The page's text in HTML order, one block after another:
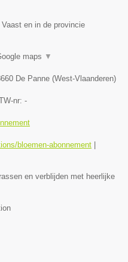
en in de provincie
maps ▼
De Panne (West-Vlaanderen)
nr: -
bloemen-abonnement
en verblijden met heerlijke